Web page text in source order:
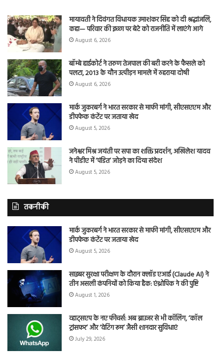
मायावती ने दिवंगत विधायक उमाशंकर सिंह को दी श्रद्धांजलि,
कहा— परिवार की इच्छा पर बेटे को राजनीति में लाएंगे आगे
August 6, 2026
बॉम्बे हाईकोर्ट ने तरुण तेजपाल की बरी करने के फैसले को
पलटा, 2013 के यौन उत्पीड़न मामले में ठहराया दोषी
August 6, 2026
मार्क जुकरबर्ग ने भारत सरकार से माफी मांगी, सीएसएएम और
डीपफेक कंटेंट पर जताया खेद
August 5, 2026
जनेश्वर मिश्र जयंती पर सपा का शक्ति प्रदर्शन, अखिलेश यादव
ने पीडीए में ‘पंडित’ जोड़ने का दिया संदेश
August 5, 2026
तकनीकी
मार्क जुकरबर्ग ने भारत सरकार से माफी मांगी, सीएसएएम और
डीपफेक कंटेंट पर जताया खेद
August 5, 2026
साइबर सुरक्षा परीक्षण के दौरान क्लॉड एआई (Claude AI) ने
तीन असली कंपनियों को किया हैक: एंथ्रोपिक ने की पुष्टि
August 1, 2026
व्हाट्सएप के नए फीचर्स: अब ब्राउजर से भी कॉलिंग, ‘कॉल
ट्रांसफर’ और ‘वेटिंग रूम’ जैसी शानदार सुविधाएं
July 29, 2026